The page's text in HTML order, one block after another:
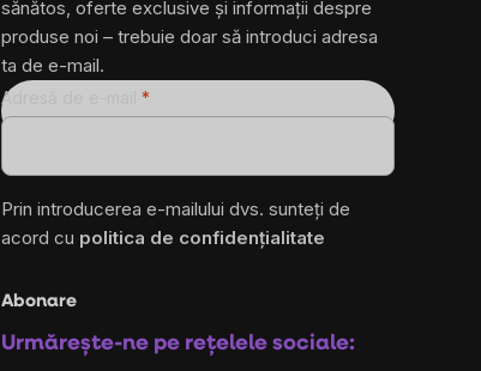
sănătos, oferte exclusive și informații despre
produse noi – trebuie doar să introduci adresa
ta de e-mail.
Adresă de e-mail
Prin introducerea e-mailului dvs. sunteți de
acord cu politica de confidențialitate
Abonare
Urmărește-ne pe rețelele sociale: